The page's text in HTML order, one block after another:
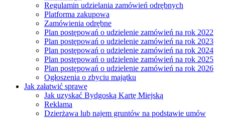
Regulamin udzielania zamówień odrębnych
Platforma zakupowa
Zamówienia odrębne
Plan postępowań o udzielenie zamówień na rok 2022
Plan postępowań o udzielenie zamówień na rok 2023
Plan postępowań o udzielenie zamówień na rok 2024
Plan postępowań o udzielenie zamówień na rok 2025
Plan postępowań o udzielenie zamówień na rok 2026
Ogłoszenia o zbyciu majątku
Jak załatwić sprawę
Jak uzyskać Bydgoską Kartę Miejską
Reklama
Dzierżawa lub najem gruntów na podstawie umów